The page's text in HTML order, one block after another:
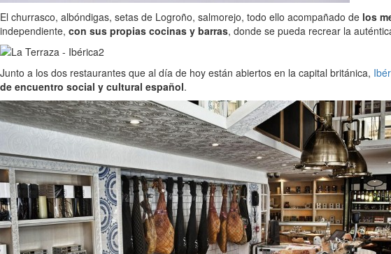
El churrasco, albóndigas, setas de Logroño, salmorejo, todo ello acompañado de los
independiente, con sus propias cocinas y barras, donde se pueda recrear la
Junto a los dos restaurantes que al día de hoy están abiertos en la capital británica,
de encuentro social y cultural español.